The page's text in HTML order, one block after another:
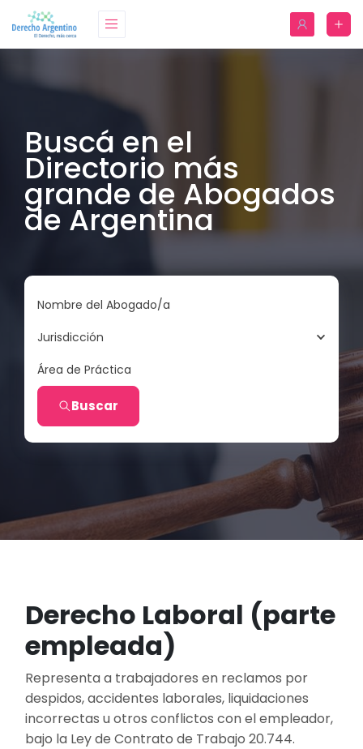
Buscá en el
Directorio más
grande de Abogados
de Argentina
Nombre del Abogado/a
Jurisdicción
Área de Práctica
Buscar
Derecho Laboral (parte
empleada)
Representa a trabajadores en reclamos por
despidos, accidentes laborales, liquidaciones
incorrectas u otros conflictos con el empleador,
bajo la Ley de Contrato de Trabajo 20.744.